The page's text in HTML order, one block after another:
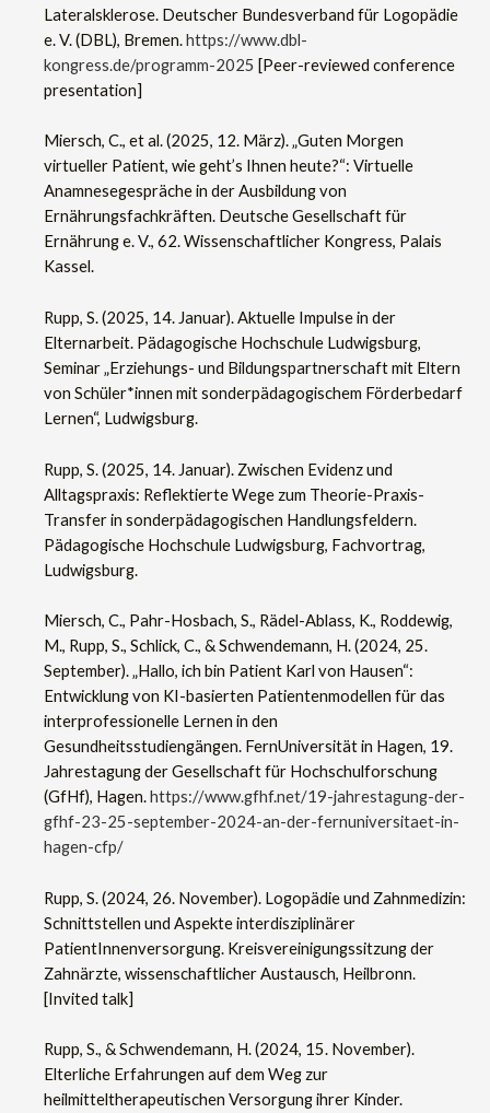
Lateralsklerose. Deutscher Bundesverband für Logopädie
e. V. (DBL), Bremen. https://www.dbl-
kongress.de/programm-2025 [Peer-reviewed conference
presentation]
Miersch, C., et al. (2025, 12. März). „Guten Morgen
virtueller Patient, wie geht’s Ihnen heute?“: Virtuelle
Anamnesegespräche in der Ausbildung von
Ernährungsfachkräften. Deutsche Gesellschaft für
Ernährung e. V., 62. Wissenschaftlicher Kongress, Palais
Kassel.
Rupp, S. (2025, 14. Januar). Aktuelle Impulse in der
Elternarbeit. Pädagogische Hochschule Ludwigsburg,
Seminar „Erziehungs- und Bildungspartnerschaft mit Eltern
von Schüler*innen mit sonderpädagogischem Förderbedarf
Lernen“, Ludwigsburg.
Rupp, S. (2025, 14. Januar). Zwischen Evidenz und
Alltagspraxis: Reflektierte Wege zum Theorie-Praxis-
Transfer in sonderpädagogischen Handlungsfeldern.
Pädagogische Hochschule Ludwigsburg, Fachvortrag,
Ludwigsburg.
Miersch, C., Pahr-Hosbach, S., Rädel-Ablass, K., Roddewig,
M., Rupp, S., Schlick, C., & Schwendemann, H. (2024, 25.
September). „Hallo, ich bin Patient Karl von Hausen“:
Entwicklung von KI-basierten Patientenmodellen für das
interprofessionelle Lernen in den
Gesundheitsstudiengängen. FernUniversität in Hagen, 19.
Jahrestagung der Gesellschaft für Hochschulforschung
(GfHf), Hagen.https://www.gfhf.net/19-jahrestagung-der-
gfhf-23-25-september-2024-an-der-fernuniversitaet-in-
hagen-cfp/
Rupp, S. (2024, 26. November). Logopädie und Zahnmedizin:
Schnittstellen und Aspekte interdisziplinärer
PatientInnenversorgung. Kreisvereinigungssitzung der
Zahnärzte, wissenschaftlicher Austausch, Heilbronn.
[Invited talk]
Rupp, S., & Schwendemann, H. (2024, 15. November).
Elterliche Erfahrungen auf dem Weg zur
heilmitteltherapeutischen Versorgung ihrer Kinder.